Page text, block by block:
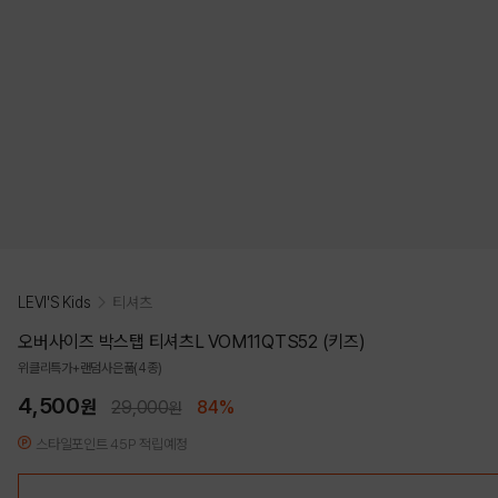
LEVI'S Kids 티셔츠
오버사이즈 박스탭 티셔츠L VOM11QTS52 (키즈)
위클리특가+랜덤사은품(4종)
4,500원 29,000원 84%
스타일포인트 45P 적립예정